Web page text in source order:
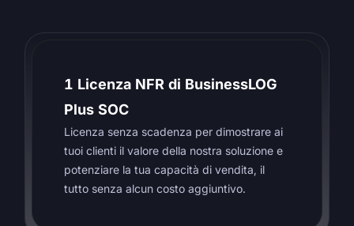
1 Licenza NFR di BusinessLOG
Plus SOC
Licenza senza scadenza per dimostrare ai
tuoi clienti il valore della nostra soluzione e
potenziare la tua capacità di vendita, il
tutto senza alcun costo aggiuntivo.